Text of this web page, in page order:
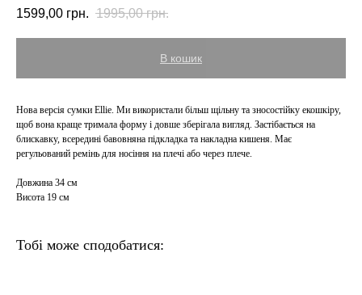
1599,00 грн. 1995,00 грн.
В кошик
Нова версія сумки Ellie. Ми використали більш щільну та зносостійку екошкіру,
щоб вона краще тримала форму і довше зберігала вигляд. Застібається на
блискавку, всередині бавовняна підкладка та накладна кишеня. Має
регульований ремінь для носіння на плечі або через плече.
Довжина 34 см
Висота 19 см
Тобі може сподобатися: